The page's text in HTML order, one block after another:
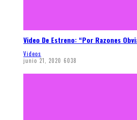
Video De Estreno: “Por Razones
Videos
junio 21, 2020 6038